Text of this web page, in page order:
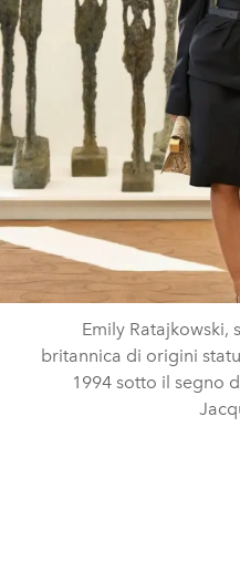
Emily Ratajkowski,
britannica di origini
1994 sotto il segno